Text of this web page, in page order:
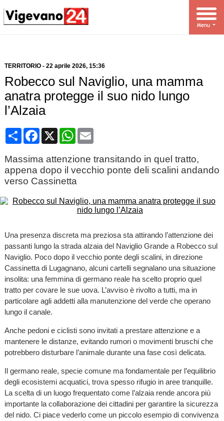
TERRITORIO- 22 aprile 2026, 15:36
Robecco sul Naviglio, una mamma
anatra protegge il suo nido lungo
l’Alzaia
CondividiFacebook
X WhatsApp
Email
Massima attenzione transitando in quel tratto,
appena dopo il vecchio ponte deli scalini andando
verso Cassinetta
Una presenza discreta ma preziosa sta attirando l’attenzione dei
passanti lungo la strada alzaia del Naviglio Grande a Robecco sul
Naviglio. Poco dopo il vecchio ponte degli scalini, in direzione
Cassinetta di Lugagnano, alcuni cartelli segnalano una situazione
insolita: una femmina di germano reale ha scelto proprio quel
tratto per covare le sue uova. L’avviso è rivolto a tutti, ma in
particolare agli addetti alla manutenzione del verde che operano
lungo il canale.
Anche pedoni e ciclisti sono invitati a prestare attenzione e a
mantenere le distanze, evitando rumori o movimenti bruschi che
potrebbero disturbare l’animale durante una fase così delicata.
Il germano reale, specie comune ma fondamentale per l’equilibrio
degli ecosistemi acquatici, trova spesso rifugio in aree tranquille.
La scelta di un luogo frequentato come l’alzaia rende ancora più
importante la collaborazione dei cittadini per garantire la sicurezza
del nido. Ci piace vederlo come un piccolo esempio di convivenza